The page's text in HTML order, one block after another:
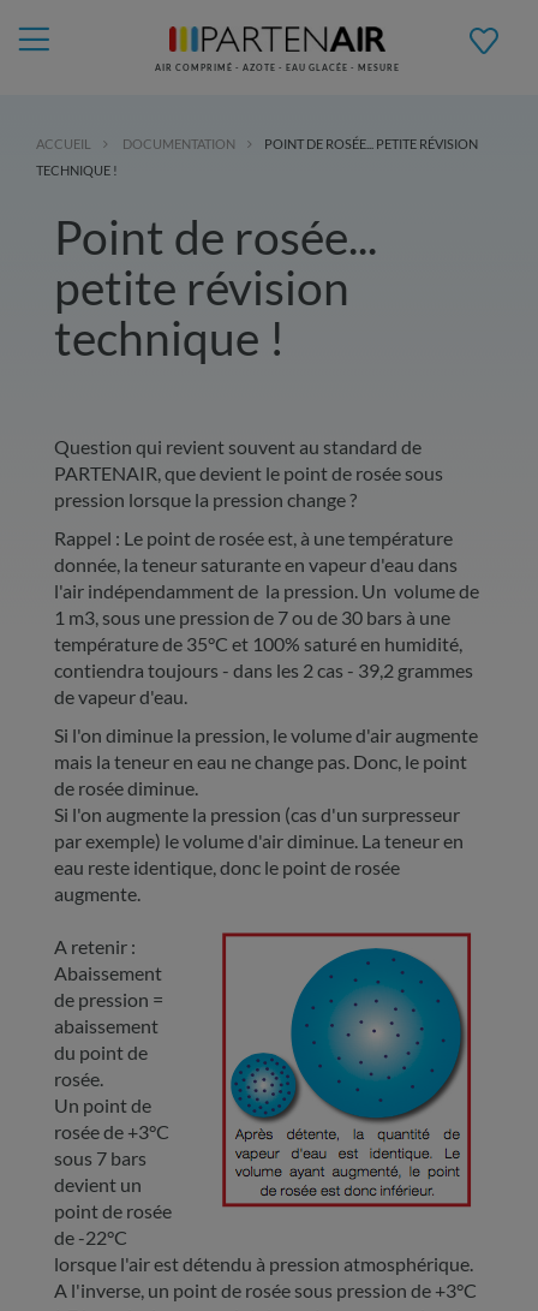
AIR COMPRIMÉ - AZOTE - EAU GLACÉE - MESURE
ACCUEIL DOCUMENTATION
POINT DE ROSÉE... PETITE RÉVISION
TECHNIQUE !
Point de rosée...
petite révision
technique !
Question qui revient souvent au standard de
PARTENAIR, que devient le point de rosée sous
pression lorsque la pression change ?
Rappel : Le point de rosée est, à une température
donnée, la teneur saturante en vapeur d'eau dans
l'air indépendamment de la pression. Un volume de
1 m3, sous une pression de 7 ou de 30 bars à une
température de 35°C et 100% saturé en humidité,
contiendra toujours - dans les 2 cas - 39,2 grammes
de vapeur d'eau.
Si l'on diminue la pression, le volume d'air augmente
mais la teneur en eau ne change pas. Donc, le point
de rosée diminue.
Si l'on augmente la pression (cas d'un surpresseur
par exemple) le volume d'air diminue. La teneur en
eau reste identique, donc le point de rosée
augmente.
A retenir :
Abaissement
de pression =
abaissement
du point de
rosée.
Un point de
rosée de +3°C
sous 7 bars
devient un
point de rosée
de -22°C
lorsque l'air est détendu à pression atmosphérique.
A l'inverse, un point de rosée sous pression de +3°C